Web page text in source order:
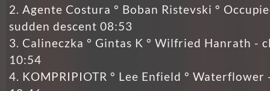
2. Agente Costura ° Boban Ristevski °
sudden descent 08:53
3. Calineczka ° Gintas K ° Wilfried Hanrath -
10:54
4. KOMPRIPIOTR ° Lee Enfield ° Waterflower